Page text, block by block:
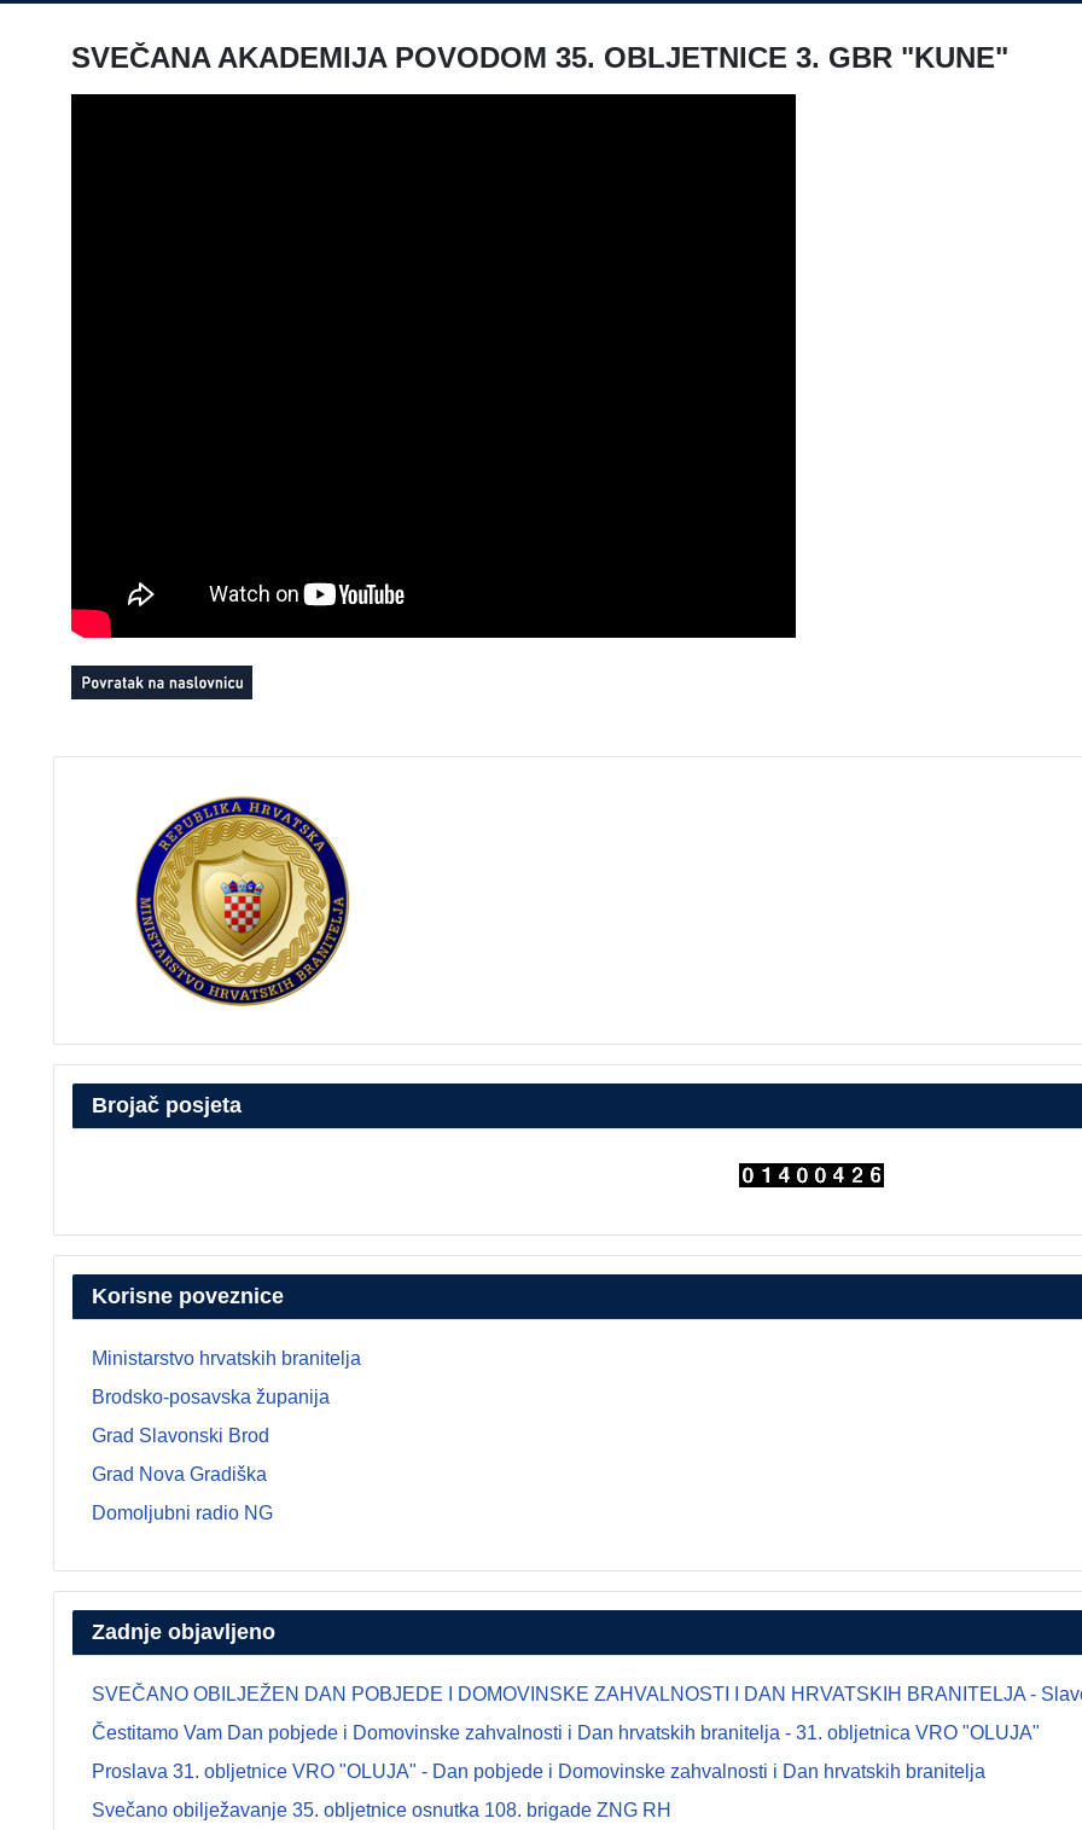
SVEČANA AKADEMIJA POVODOM 35. OBLJETNICE 3. GBR "KUNE"
Brojač posjeta
Korisne poveznice
Ministarstvo hrvatskih branitelja
Brodsko-posavska županija
Grad Slavonski Brod
Grad Nova Gradiška
Domoljubni radio NG
Zadnje objavljeno
SVEČANO OBILJEŽEN DAN POBJEDE I DOMOVINSKE ZAHVALNOSTI I DAN HRVATSKIH BRANITELJA -
Čestitamo Vam Dan pobjede i Domovinske zahvalnosti i Dan hrvatskih branitelja - 31. obljetnica VRO "OLUJA"
Proslava 31. obljetnice VRO "OLUJA" - Dan pobjede i Domovinske zahvalnosti i Dan hrvatskih branitelja
Svečano obilježavanje 35. obljetnice osnutka 108. brigade ZNG RH